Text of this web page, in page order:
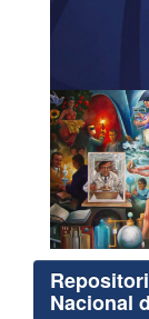
Nacional